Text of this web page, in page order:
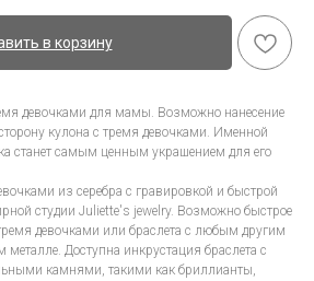
в корзину
девочками для мамы. Возможно нанесение
кулона с тремя девочками. Именной
станет самым ценным украшением для его
из серебра с гравировкой и быстрой
студии Juliette's jewelry. Возможно быстрое
девочками или браслета с любым другим
металле. Доступна инкрустация браслета с
камнями, такими как бриллианты,